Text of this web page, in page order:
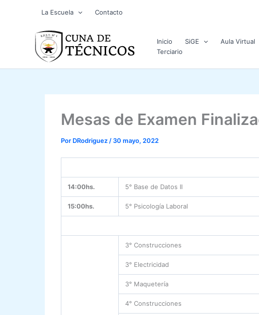
La Escuela Contacto
Inicio SiGE Aula Virtual
Terciario
Mesas de Examen
Por DRodriguez / 30 mayo, 2022
14:00hs. 5° Base de Datos II
15:00hs. 5° Psicología Laboral
3° Construcciones
3° Electricidad
3° Maquetería
4° Construcciones